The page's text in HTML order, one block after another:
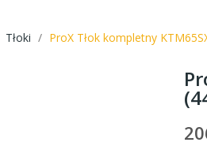
Tłoki ProX Tłok kompletny